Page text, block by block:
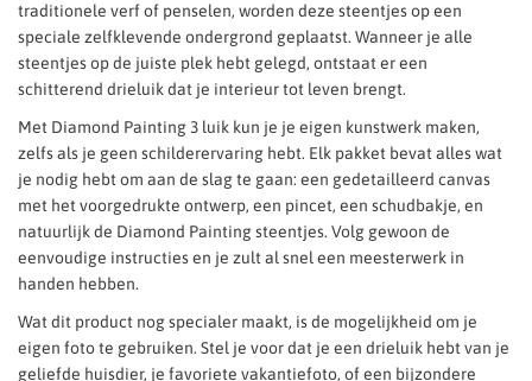
traditionele verf of penselen, worden deze steentjes op een
speciale zelfklevende ondergrond geplaatst. Wanneer je alle
steentjes op de juiste plek hebt gelegd, ontstaat er een
schitterend drieluik dat je interieur tot leven brengt.
Met Diamond Painting 3 luik kun je je eigen kunstwerk maken,
zelfs als je geen schilderervaring hebt. Elk pakket bevat alles wat
je nodig hebt om aan de slag te gaan: een gedetailleerd canvas
met het voorgedrukte ontwerp, een pincet, een schudbakje, en
natuurlijk de Diamond Painting steentjes. Volg gewoon de
eenvoudige instructies en je zult al snel een meesterwerk in
handen hebben.
Wat dit product nog specialer maakt, is de mogelijkheid om je
eigen foto te gebruiken. Stel je voor dat je een drieluik hebt van je
geliefde huisdier, je favoriete vakantiefoto, of een bijzondere